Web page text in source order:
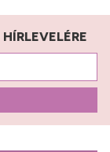
HÍRLEVELÉRE